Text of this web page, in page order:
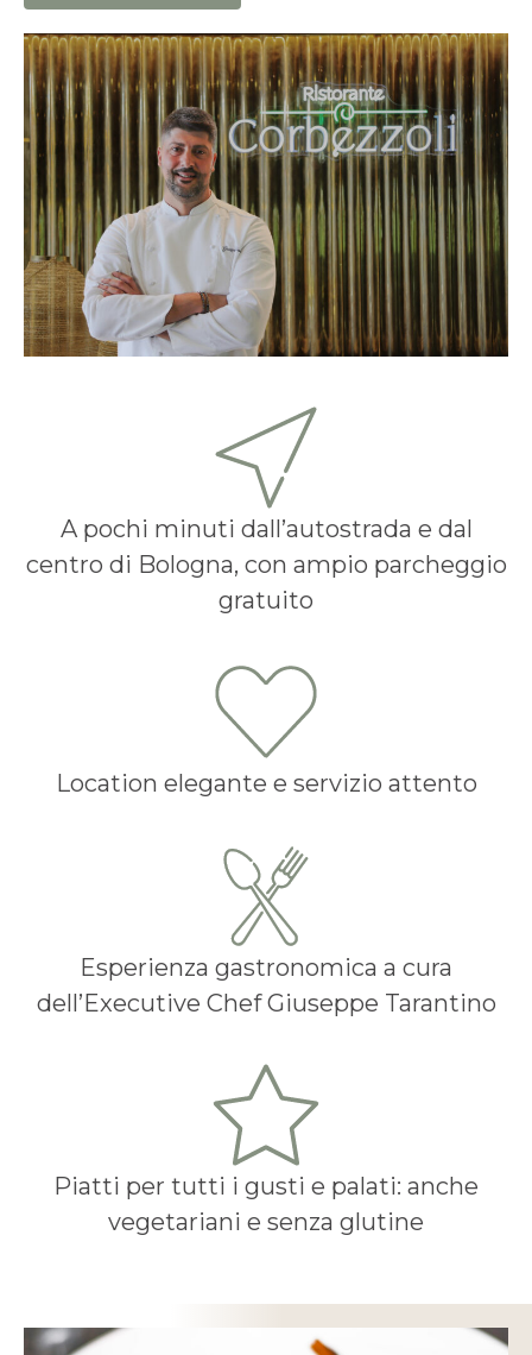
A pochi minuti dall’autostrada e dal
centro di Bologna, con ampio parcheggio
gratuito
Location elegante e servizio attento
Esperienza gastronomica a cura
dell’Executive Chef Giuseppe Tarantino
Piatti per tutti i gusti e palati: anche
vegetariani e senza glutine